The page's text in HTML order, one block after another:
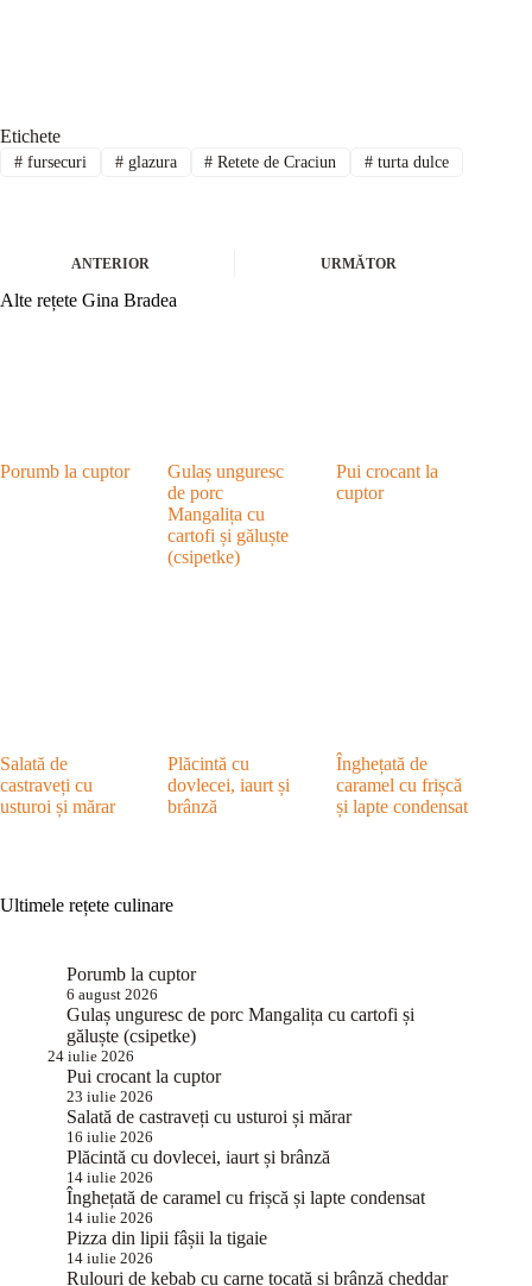
Etichete
#fursecuri #glazura # Retete de Craciun # turta dulce
ANTERIOR URMĂTOR
Alte rețete Gina Bradea
Porumb la cuptor
Gulaș unguresc
de porc
Mangalița cu
cartofi și găluște
(csipetke)
Pui crocant la
cuptor
Salată de
castraveți cu
usturoi și mărar
Plăcintă cu
dovlecei, iaurt și
brânză
Înghețată de
caramel cu frișcă
și lapte condensat
Ultimele rețete culinare
Porumb la cuptor
6 august 2026
Gulaș unguresc de porc Mangalița cu cartofi și
găluște (csipetke)
24 iulie 2026
Pui crocant la cuptor
23 iulie 2026
Salată de castraveți cu usturoi și mărar
16 iulie 2026
Plăcintă cu dovlecei, iaurt și brânză
14 iulie 2026
Înghețată de caramel cu frișcă și lapte condensat
14 iulie 2026
Pizza din lipii fâșii la tigaie
14 iulie 2026
Rulouri de kebab cu carne tocată și brânză cheddar